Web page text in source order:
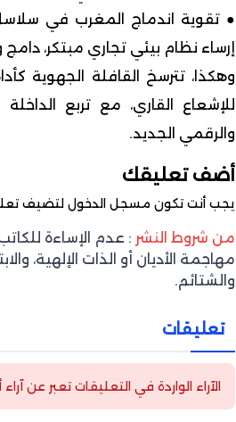
● تقوية اندماج المغرب في
إرساء نظام بيئي تجاري مبتكر،
وهكذا، تترسخ القافلة الجهوية
للإشعاع القاري، مع تربع
والرقمي الجديد.
أضف تعليقك
يجب أنت تكون مسجل الدخول لتضيف
من شروط النشر : عدم الإساءة
مهاجمة الأديان أو الذات الإلهية،
والشتائم.
تعليقات
الآراء الواردة في التعليقات تعبر عن